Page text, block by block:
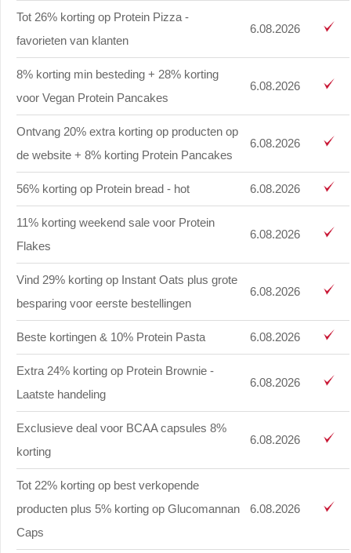
Tot 26% korting op Protein Pizza -
favorieten van klanten
6.08.2026
8% korting min besteding + 28% korting
voor Vegan Protein Pancakes
6.08.2026
Ontvang 20% extra korting op producten op
de website + 8% korting Protein Pancakes
6.08.2026
56% korting op Protein bread - hot 6.08.2026
11% korting weekend sale voor Protein
Flakes
6.08.2026
Vind 29% korting op Instant Oats plus grote
besparing voor eerste bestellingen
6.08.2026
Beste kortingen & 10% Protein Pasta 6.08.2026
Extra 24% korting op Protein Brownie -
Laatste handeling
6.08.2026
Exclusieve deal voor BCAA capsules 8%
korting
6.08.2026
Tot 22% korting op best verkopende
producten plus 5% korting op Glucomannan
Caps
6.08.2026